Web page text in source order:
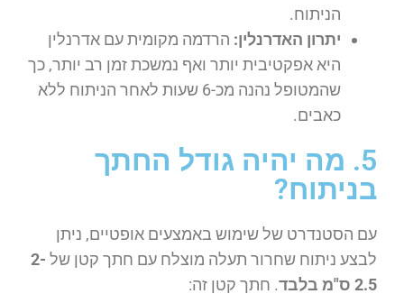
הניתוח.
יתרון האדרנלין: הרדמה מקומית עם אדרנלין
היא אפקטיבית יותר ואף נמשכת זמן רב יותר, כך
שהמטופל נהנה מכ-6 שעות לאחר הניתוח ללא
כאבים.
5. מה יהיה גודל החתך
בניתוח?
עם הסטנדרט של שימוש באמצעים אופטיים, ניתן
לבצע ניתוח שחרור תעלה מוצלח עם חתך קטן של 2-
2.5 ס"מ בלבד
. חתך קטן זה: